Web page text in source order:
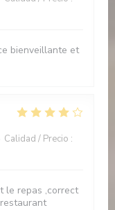
bienveillante et
Calidad / Precio :
le repas ,correct